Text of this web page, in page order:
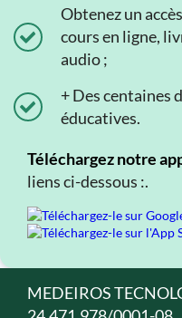
Obtenez un
cours en ligne,
audio ;
+ Des centaines
éducatives.
Téléchargez notre
liens ci-dessous :.
MEDEIROS